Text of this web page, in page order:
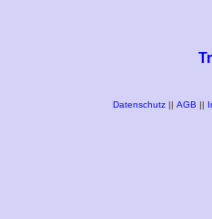
Datenschutz|| AGB ||